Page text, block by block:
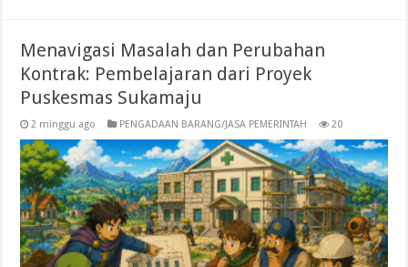
Menavigasi Masalah dan Perubahan
Kontrak: Pembelajaran dari Proyek
Puskesmas Sukamaju
2 minggu ago PENGADAAN BARANG/JASA PEMERINTAH 20